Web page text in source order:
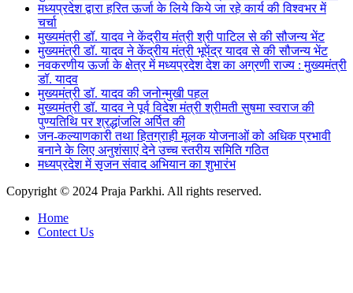
मध्यप्रदेश द्वारा हरित ऊर्जा के लिये किये जा रहे कार्य की विश्वभर में
चर्चा
मुख्यमंत्री डॉ. यादव ने केंद्रीय मंत्री श्री पाटिल से की सौजन्य भेंट
मुख्यमंत्री डॉ. यादव ने केंद्रीय मंत्री भूपेंद्र यादव से की सौजन्य भेंट
नवकरणीय ऊर्जा के क्षेत्र में मध्यप्रदेश देश का अग्रणी राज्य : मुख्यमंत्री
डॉ. यादव
मुख्यमंत्री डॉ. यादव की जनोन्मुखी पहल
मुख्यमंत्री डॉ. यादव ने पूर्व विदेश मंत्री श्रीमती सुषमा स्वराज की
पुण्यतिथि पर श्रद्धांजलि अर्पित की
जन-कल्याणकारी तथा हितग्राही मूलक योजनाओं को अधिक प्रभावी
बनाने के लिए अनुशंसाएं देने उच्च स्तरीय समिति गठित
मध्यप्रदेश में सृजन संवाद अभियान का शुभारंभ
Copyright © 2024 Praja Parkhi. All rights reserved.
Home
Contect Us